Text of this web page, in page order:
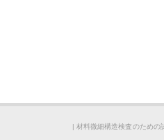
| 材料微細構造検査のため